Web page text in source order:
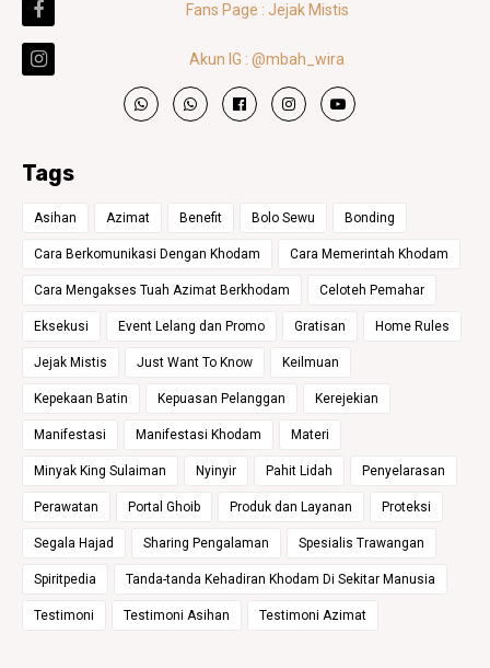
Fans Page : Jejak Mistis
Akun IG : @mbah_wira
Tags
Asihan Azimat Benefit Bolo Sewu Bonding
Cara Berkomunikasi Dengan Khodam Cara Memerintah Khodam
Cara Mengakses Tuah Azimat Berkhodam Celoteh Pemahar
Eksekusi Event Lelang dan Promo Gratisan Home Rules
Jejak Mistis Just Want To Know Keilmuan
Kepekaan Batin Kepuasan Pelanggan Kerejekian
Manifestasi Manifestasi Khodam Materi
Minyak King Sulaiman Nyinyir Pahit Lidah Penyelarasan
Perawatan Portal Ghoib Produk dan Layanan Proteksi
Segala Hajad Sharing Pengalaman Spesialis Trawangan
Spiritpedia Tanda-tanda Kehadiran Khodam Di Sekitar Manusia
Testimoni Testimoni Asihan Testimoni Azimat